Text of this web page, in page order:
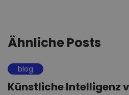
Ähnliche Posts
blog
Künstliche Intelligenz